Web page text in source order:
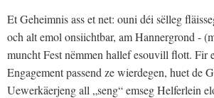
Et Geheimnis ass et net: ouni déi sëlleg
och alt emol onsiichtbar, am Hannergrond -
muncht Fest nëmmen hallef esouvill flott. Fir
Engagement passend ze wierdegen, huet de
Uewerkäerjeng all „seng“ emseg Helferlein